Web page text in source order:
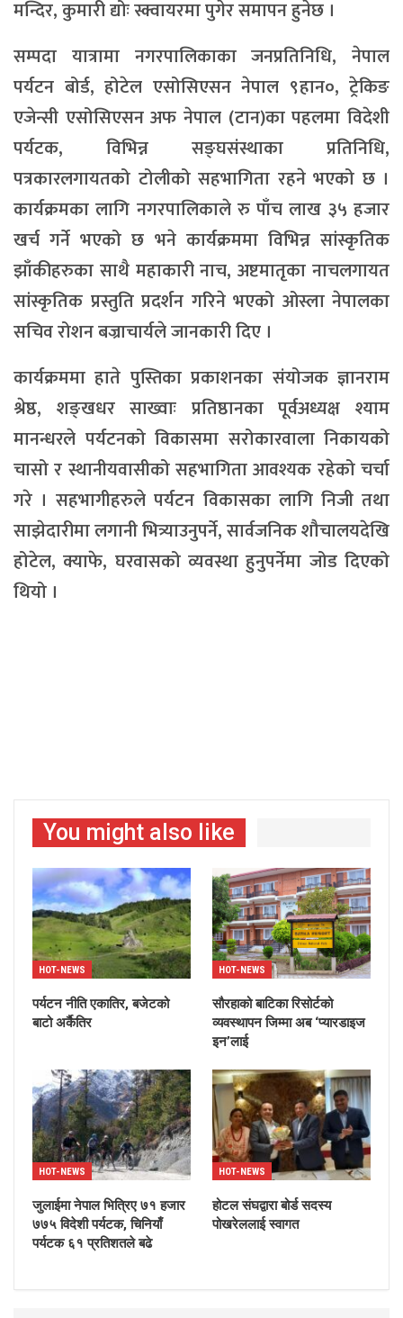
मन्दिर, कुमारी द्योः स्क्वायरमा पुगेर समापन हुनेछ ।
सम्पदा यात्रामा नगरपालिकाका जनप्रतिनिधि, नेपाल
पर्यटन बोर्ड, होटेल एसोसिएसन नेपाल ९हान०, ट्रेकिङ
एजेन्सी एसोसिएसन अफ नेपाल (टान)का पहलमा विदेशी
पर्यटक, विभिन्न सङ्घसंस्थाका प्रतिनिधि,
पत्रकारलगायतको टोलीको सहभागिता रहने भएको छ ।
कार्यक्रमका लागि नगरपालिकाले रु पाँच लाख ३५ हजार
खर्च गर्ने भएको छ भने कार्यक्रममा विभिन्न सांस्कृतिक
झाँकीहरुका साथै महाकारी नाच, अष्टमातृका नाचलगायत
सांस्कृतिक प्रस्तुति प्रदर्शन गरिने भएको ओस्ला नेपालका
सचिव रोशन बज्राचार्यले जानकारी दिए ।
कार्यक्रममा हाते पुस्तिका प्रकाशनका संयोजक ज्ञानराम
श्रेष्ठ, शङ्खधर साख्वाः प्रतिष्ठानका पूर्वअध्यक्ष श्याम
मानन्धरले पर्यटनको विकासमा सरोकारवाला निकायको
चासो र स्थानीयवासीको सहभागिता आवश्यक रहेको चर्चा
गरे । सहभागीहरुले पर्यटन विकासका लागि निजी तथा
साझेदारीमा लगानी भित्र्याउनुपर्ने, सार्वजनिक शौचालयदेखि
होटेल, क्याफे, घरवासको व्यवस्था हुनुपर्नेमा जोड दिएको
थियो ।
You might also like
HOT-NEWS
पर्यटन नीति एकातिर, बजेटको
बाटो अर्कैतिर
HOT-NEWS
सौरहाको बाटिका रिसोर्टको
व्यवस्थापन जिम्मा अब ‘प्यारडाइज
इन’लाई
HOT-NEWS
जुलाईमा नेपाल भित्रिए ७१ हजार
७७५ विदेशी पर्यटक, चिनियाँ
पर्यटक ६१ प्रतिशतले बढे
HOT-NEWS
होटल संघद्वारा बोर्ड सदस्य
पोखरेललाई स्वागत